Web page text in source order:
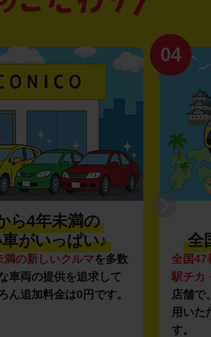
ら4年未満の
がいっぱい♪
の新しいクルマを多数
車両の提供を追求して
ん追加料金は0円です。
04
全
全国47
駅チカ
店舗で
用いた
す。